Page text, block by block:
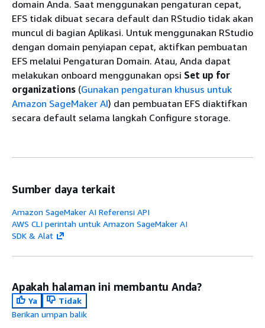
domain Anda. Saat menggunakan pengaturan cepat,
EFS tidak dibuat secara default dan RStudio tidak akan
muncul di bagian Aplikasi. Untuk menggunakan RStudio
dengan domain penyiapan cepat, aktifkan pembuatan
EFS melalui Pengaturan Domain. Atau, Anda dapat
melakukan onboard menggunakan opsi Set up for
organizations (Gunakan pengaturan khusus untuk
Amazon SageMaker AI) dan pembuatan EFS diaktifkan
secara default selama langkah Configure storage.
Sumber daya terkait
Amazon SageMaker AI Referensi API
AWS CLI perintah untuk Amazon SageMaker AI
SDK & Alat
Apakah halaman ini membantu Anda?
Ya
Tidak
Berikan umpan balik